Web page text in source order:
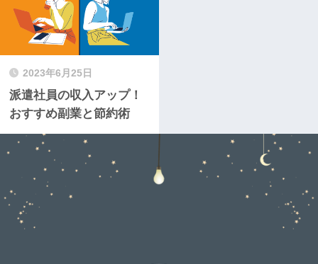
2023年6月25日
派遣社員の収入アップ！
おすすめ副業と節約術